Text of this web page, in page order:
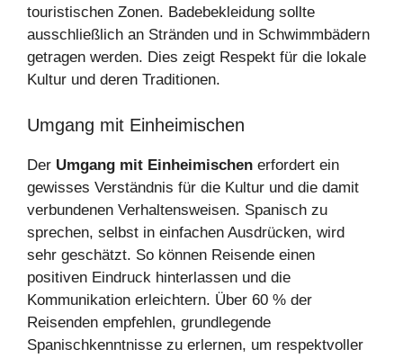
touristischen Zonen. Badebekleidung sollte
ausschließlich an Stränden und in Schwimmbädern
getragen werden. Dies zeigt Respekt für die lokale
Kultur und deren Traditionen.
Umgang mit Einheimischen
Der Umgang mit Einheimischen erfordert ein
gewisses Verständnis für die Kultur und die damit
verbundenen Verhaltensweisen. Spanisch zu
sprechen, selbst in einfachen Ausdrücken, wird
sehr geschätzt. So können Reisende einen
positiven Eindruck hinterlassen und die
Kommunikation erleichtern. Über 60 % der
Reisenden empfehlen, grundlegende
Spanischkenntnisse zu erlernen, um respektvoller